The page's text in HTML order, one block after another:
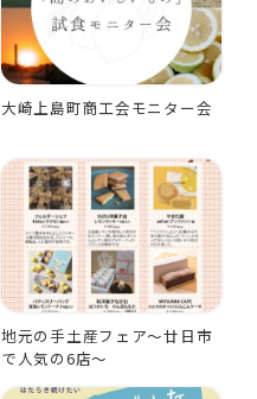
大崎上島町商工会モニター会
地元の手土産フェア～廿日市
で人気の6店～